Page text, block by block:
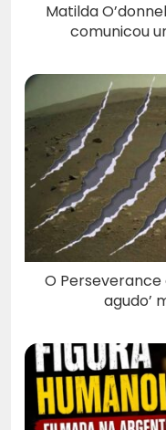
Matilda
comunicou
O Perseverance
agudo’